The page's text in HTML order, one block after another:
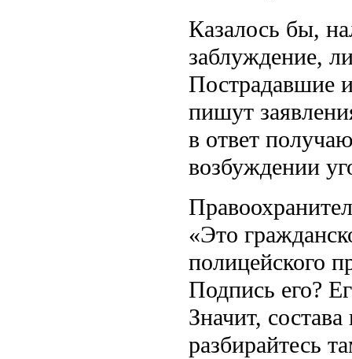
Казалось бы,
заблуждение,
Пострадавшие
пишут
в ответ
возбуждении
«Это
полицейского
Подпись его?
Значит,
разбирайтесь